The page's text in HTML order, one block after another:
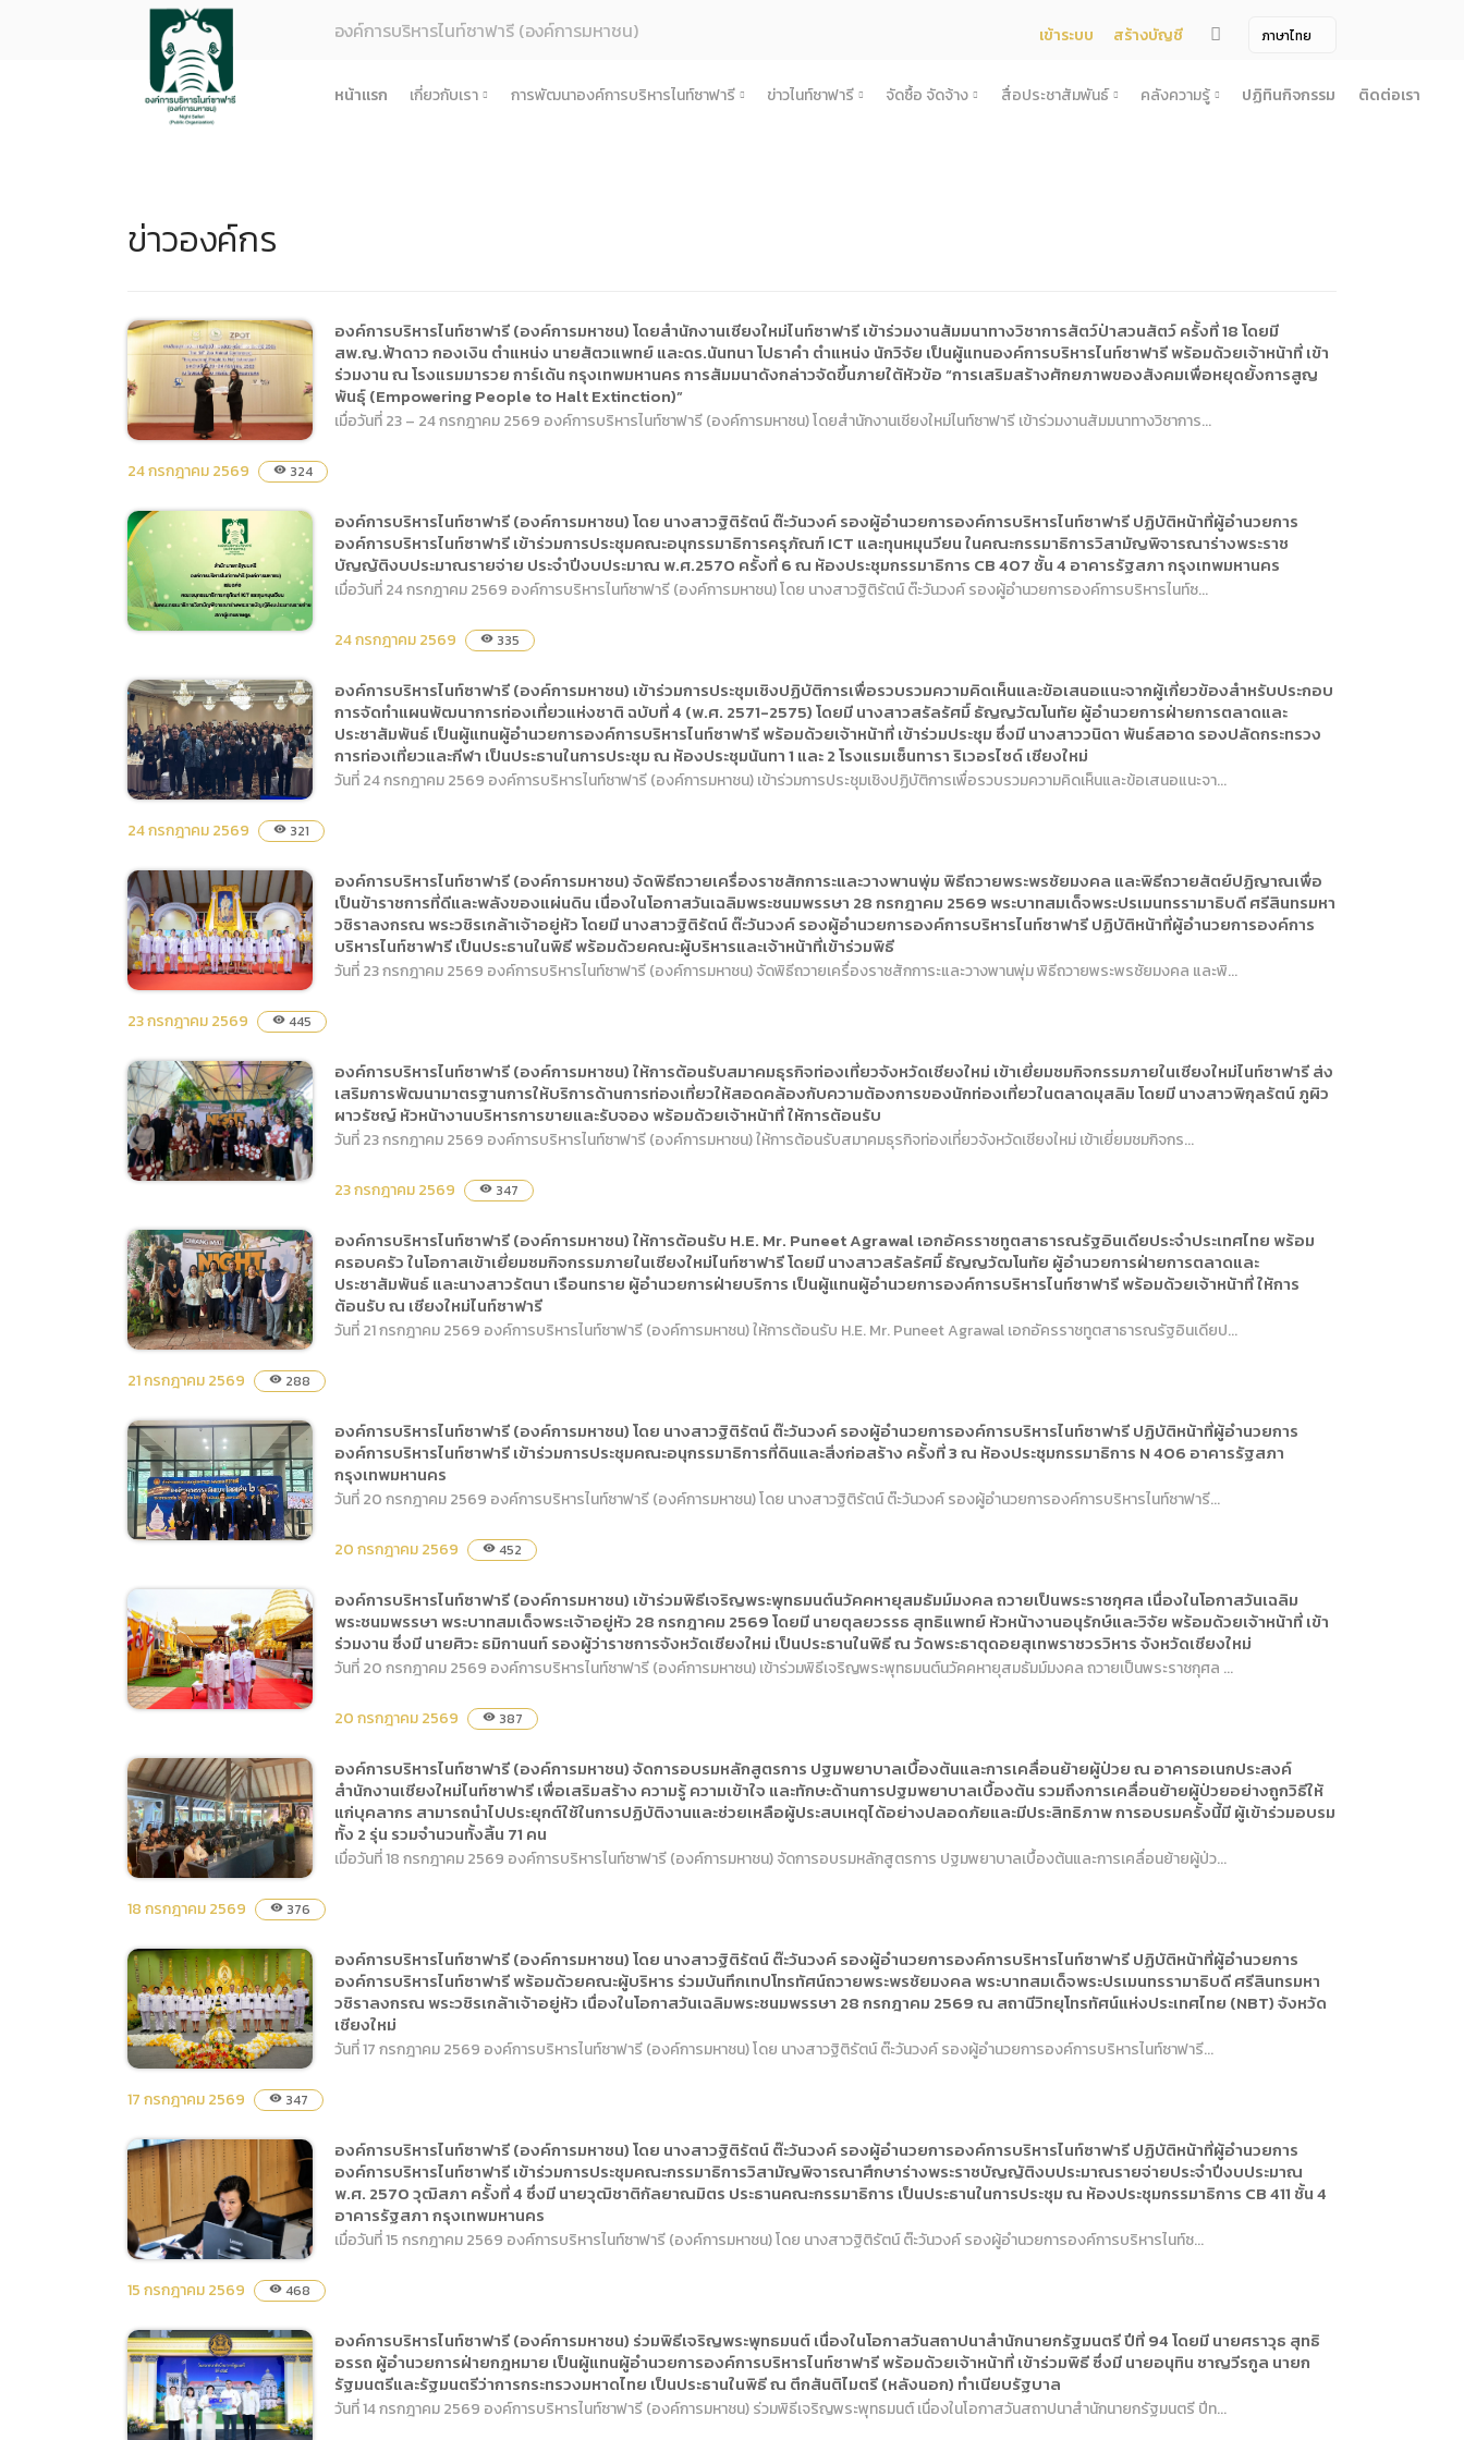
องค์การบริหารไนท์ซาฟารี (องค์การมหาชน) เข้าระบบ สร้างบัญชี
หน้าแรก เกี่ยวกับเรา
พระราชกฤษฎีกา / พระราชบัญญัติ
คำแถลงทิศทาง
คณะผู้บริหารองค์การบริหารไนท์ซาฟารี
หน่วยงานในสังกัด
รายงานการกำกับติดตามการดำเนินงานประจำปี รอบ 6 เดือน
แผนการประเมินความเสี่ยงการทุจริต
ผลการประเมินความเสี่ยงการทุจริต
นโยบายการกํากับดูแลกิจการที่ดี
ประมวลจริยธรรมองค์กร
ธรรมาภิบาล/จรรยาบรรณ
ข้อมูลสำคัญขององค์กร
การจัดซื้อจัดจ้างหรือการจัดหาพัสดุประจำปี
ข้อบังคับ ระเบียบ ประกาศขององค์กร
พระราชกฤษฎีกา / พระราชบัญญัติ
ระเบียบสำนักงาน
ประกาศองค์การบริหารไนท์ซาฟารี
หลักเกณฑ์การบริหารและพัฒนาทรัพยากรบุคคล
ข้อมูลเผยแพร่ต่อสาธารณะ
คู่มือหรือแนวทางการให้บริการสำหรับผู้รับบริการหรือผู้มาติดต่อ
การเปิดโอกาสให้เกิดการมีส่วนร่วม
รายงานผลการสำรวจความพึงพอใจการให้บริการ
รายงานผลการบริหารและพัฒนาทรัพยากรบุคคล
การนำข้อมูลไปใช้ประโยชน์ (Open Data)
นโยบายขององค์การ
การพัฒนาองค์การบริหารไนท์ซาฟารี
ข้อตกลงความร่วมมือ (MOU)
ข่าวไนท์ซาฟารี จัดซื้อ จัดจ้าง
ประกาศยกเลิกการจัดหา
สัญญา
สื่อประชาสัมพันธ์
ภาพถ่าย
คลังความรู้ ปฏิทินกิจกรรม ติดต่อเรา
ข่าวองค์กร
องค์การบริหารไนท์ซาฟารี
(องค์การมหาชน) โดย
สำนักงานเชียงใหม่ไนท์
ซาฟารี เข้าร่วมงานสัมมนา
ทางวิชาการสัตว์ป่าสวนสัตว์
ดาว กองเงิน ตำแหน่ง นาย
สัตวแพทย์ และดร.นันทนา
โปธาคำ ตำแหน่ง นักวิจัย
เป็นผู้แทนองค์การบริหาร
ไนท์ซาฟารี พร้อมด้วยเจ้า
หน้าที่ เข้าร่วมงาน ณ
กรุงเทพมหานคร การสัมมนา
ดังกล่าวจัดขึ้นภายใต้หัวข้อ
“การเสริมสร้างศักยภาพ
ของสังคมเพื่อหยุดยั้งการ
People to Halt
Extinction)”
องค์การบริหารไนท์ซาฟารี (องค์การมหาชน) โดยสำนักงานเชียงใหม่ไนท์ซาฟารี เข้าร่วมงานสัมมนาทางวิชาการสัตว์ป่าสวนสัตว์ ครั้งที่ 18 โดยมี
สพ.ญ.ฟ้าดาว กองเงิน ตำแหน่ง นายสัตวแพทย์ และดร.นันทนา โปธาคำ ตำแหน่ง นักวิจัย เป็นผู้แทนองค์การบริหารไนท์ซาฟารี พร้อมด้วยเจ้าหน้าที่ เข้า
ร่วมงาน ณ โรงแรมมารวย การ์เด้น กรุงเทพมหานคร การสัมมนาดังกล่าวจัดขึ้นภายใต้หัวข้อ “การเสริมสร้างศักยภาพของสังคมเพื่อหยุดยั้งการสูญ
พันธุ์ (Empowering People to Halt Extinction)”
เมื่อวันที่ 23 – 24 กรกฎาคม 2569 องค์การบริหารไนท์ซาฟารี (องค์การมหาชน) โดยสำนักงานเชียงใหม่ไนท์ซาฟารี เข้าร่วมงานสัมมนาทางวิชาการ...
24 กรกฎาคม 2569 visibility 324
องค์การบริหารไนท์ซาฟารี
(องค์การมหาชน) โดย
นางสาวฐิติรัตน์ ต๊ะวันวงค์
รองผู้อำนวยการองค์การ
บริหารไนท์ซาฟารี ปฏิบัติ
บริหารไนท์ซาฟารี เข้าร่วม
การประชุมคณะอนุ
กรรมาธิการครุภัณฑ์ ICT
และทุนหมุนวียน ในคณะ
กรรมาธิการวิสามัญ
พิจารณาร่างพระราชบัญญัติ
ปีงบประมาณ พ.ศ.2570
ครั้งที่ 6 ณ ห้องประชุม
กรรมาธิการ CB 407 ชั้น 4
อาคารรัฐสภา
องค์การบริหารไนท์ซาฟารี (องค์การมหาชน) โดย นางสาวฐิติรัตน์ ต๊ะวันวงค์ รองผู้อำนวยการองค์การบริหารไนท์ซาฟารี ปฏิบัติหน้าที่ผู้อำนวยการ
องค์การบริหารไนท์ซาฟารี เข้าร่วมการประชุมคณะอนุกรรมาธิการครุภัณฑ์ ICT และทุนหมุนวียน ในคณะกรรมาธิการวิสามัญพิจารณาร่างพระราช
บัญญัติงบประมาณรายจ่าย ประจำปีงบประมาณ พ.ศ.2570 ครั้งที่ 6 ณ ห้องประชุมกรรมาธิการ CB 407 ชั้น 4 อาคารรัฐสภา กรุงเทพมหานคร
เมื่อวันที่ 24 กรกฎาคม 2569 องค์การบริหารไนท์ซาฟารี (องค์การมหาชน) โดย นางสาวฐิติรัตน์ ต๊ะวันวงค์ รองผู้อำนวยการองค์การบริหารไนท์ซ...
24 กรกฎาคม 2569 visibility 335
องค์การบริหารไนท์ซาฟารี
(องค์การมหาชน) เข้าร่วม
การประชุมเชิงปฏิบัติการ
เพื่อรวบรวมความคิดเห็น
และข้อเสนอแนะจากผู้
เกี่ยวข้องสำหรับประกอบ
ท่องเที่ยวแห่งชาติ ฉบับที่ 4
(พ.ศ. 2571-2575) โดยมี
นางสาวสรัลรัศมิ์ ธัญญวัฒ
โนทัย ผู้อำนวยการฝ่ายการ
บริหารไนท์ซาฟารี พร้อมด้วย
เจ้าหน้าที่ เข้าร่วมประชุม ซึ่งมี
นางสาววนิดา พันธ์สอาด
รองปลัดกระทรวงการท่อง
การประชุม ณ ห้องประชุม
นันทา 1 และ 2 โรงแรมเซ็นทา
รา ริเวอรไซด์ เชียงใหม่
องค์การบริหารไนท์ซาฟารี (องค์การมหาชน) เข้าร่วมการประชุมเชิงปฏิบัติการเพื่อรวบรวมความคิดเห็นและข้อเสนอแนะจากผู้เกี่ยวข้องสำหรับประกอบ
การจัดทำแผนพัฒนาการท่องเที่ยวแห่งชาติ ฉบับที่ 4 (พ.ศ. 2571-2575) โดยมี นางสาวสรัลรัศมิ์ ธัญญวัฒโนทัย ผู้อำนวยการฝ่ายการตลาดและ
ประชาสัมพันธ์ เป็นผู้แทนผู้อำนวยการองค์การบริหารไนท์ซาฟารี พร้อมด้วยเจ้าหน้าที่ เข้าร่วมประชุม ซึ่งมี นางสาววนิดา พันธ์สอาด รองปลัดกระทรวง
การท่องเที่ยวและกีฬา เป็นประธานในการประชุม ณ ห้องประชุมนันทา 1 และ 2 โรงแรมเซ็นทารา ริเวอรไซด์ เชียงใหม่
วันที่ 24 กรกฎาคม 2569 องค์การบริหารไนท์ซาฟารี (องค์การมหาชน) เข้าร่วมการประชุมเชิงปฏิบัติการเพื่อรวบรวมความคิดเห็นและข้อเสนอแนะจา...
24 กรกฎาคม 2569 visibility 321
องค์การบริหารไนท์ซาฟารี
(องค์การมหาชน) จัดพิธี
ถวายเครื่องราชสักการะและ
วางพานพุ่ม พิธีถวายพระพร
ชัยมงคล และพิธีถวายสัตย์
ดีและพลังของแผ่นดิน เนื่อง
ในโอกาสวันเฉลิม
พระชนมพรรษา 28
กรกฎาคม 2569 พระบาท
สมเด็จพระปรเมนทร
รามาธิบดี ศรีสินทรมหาวชิรา
หัว โดยมี นางสาวฐิติรัตน์ ต๊ะ
วันวงค์ รองผู้อำนวยการ
องค์การบริหารไนท์ซาฟารี
ปฏิบัติหน้าที่ผู้อำนวยการ
คณะผู้บริหารและเจ้าหน้าที่
เข้าร่วมพิธี
องค์การบริหารไนท์ซาฟารี (องค์การมหาชน) จัดพิธีถวายเครื่องราชสักการะและวางพานพุ่ม พิธีถวายพระพรชัยมงคล และพิธีถวายสัตย์ปฏิญาณเพื่อ
เป็นข้าราชการที่ดีและพลังของแผ่นดิน เนื่องในโอกาสวันเฉลิมพระชนมพรรษา 28 กรกฎาคม 2569 พระบาทสมเด็จพระปรเมนทรรามาธิบดี ศรีสินทรมหา
วชิราลงกรณ พระวชิรเกล้าเจ้าอยู่หัว โดยมี นางสาวฐิติรัตน์ ต๊ะวันวงค์ รองผู้อำนวยการองค์การบริหารไนท์ซาฟารี ปฏิบัติหน้าที่ผู้อำนวยการองค์การ
บริหารไนท์ซาฟารี เป็นประธานในพิธี พร้อมด้วยคณะผู้บริหารและเจ้าหน้าที่เข้าร่วมพิธี
วันที่ 23 กรกฎาคม 2569 องค์การบริหารไนท์ซาฟารี (องค์การมหาชน) จัดพิธีถวายเครื่องราชสักการะและวางพานพุ่ม พิธีถวายพระพรชัยมงคล และพิ...
23 กรกฎาคม 2569 visibility 445
องค์การบริหารไนท์ซาฟารี
(องค์การมหาชน) ให้การ
ต้อนรับสมาคมธุรกิจท่อง
เที่ยวจังหวัดเชียงใหม่ เข้า
เยี่ยมชมกิจกรรมภายใน
การพัฒนามาตรฐานการให้
บริการด้านการท่องเที่ยวให้
สอดคล้องกับความต้องการ
ของนักท่องเที่ยวในตลาด
มุสลิม โดยมี นางสาวพิกุล
งานบริหารการขายและรับ
จอง พร้อมด้วยเจ้าหน้าที่
ให้การต้อนรับ
องค์การบริหารไนท์ซาฟารี (องค์การมหาชน) ให้การต้อนรับสมาคมธุรกิจท่องเที่ยวจังหวัดเชียงใหม่ เข้าเยี่ยมชมกิจกรรมภายในเชียงใหม่ไนท์ซาฟารี ส่ง
เสริมการพัฒนามาตรฐานการให้บริการด้านการท่องเที่ยวให้สอดคล้องกับความต้องการของนักท่องเที่ยวในตลาดมุสลิม โดยมี นางสาวพิกุลรัตน์ ภูผิว
ผาวรัชญ์ หัวหน้างานบริหารการขายและรับจอง พร้อมด้วยเจ้าหน้าที่ ให้การต้อนรับ
วันที่ 23 กรกฎาคม 2569 องค์การบริหารไนท์ซาฟารี (องค์การมหาชน) ให้การต้อนรับสมาคมธุรกิจท่องเที่ยวจังหวัดเชียงใหม่ เข้าเยี่ยมชมกิจกร...
23 กรกฎาคม 2569 visibility 347
องค์การบริหารไนท์ซาฟารี
(องค์การมหาชน) ให้การ
ต้อนรับ H.E. Mr. Puneet
Agrawal เอกอัครราชทูต
สาธารณรัฐอินเดียประจำ
ในโอกาสเข้าเยี่ยมชม
กิจกรรมภายในเชียงใหม่ไนท์
ซาฟารี โดยมี นางสาว
สรัลรัศมิ์ ธัญญวัฒโนทัย ผู้
อำนวยการฝ่ายการตลาด
นางสาวรัตนา เรือนทราย ผู้
อำนวยการฝ่ายบริการ เป็นผู้
แทนผู้อำนวยการองค์การ
บริหารไนท์ซาฟารี พร้อมด้วย
เจ้าหน้าที่ ให้การต้อนรับ ณ
เชียงใหม่ไนท์ซาฟารี
องค์การบริหารไนท์ซาฟารี (องค์การมหาชน) ให้การต้อนรับ H.E. Mr. Puneet Agrawal เอกอัครราชทูตสาธารณรัฐอินเดียประจำประเทศไทย พร้อม
ครอบครัว ในโอกาสเข้าเยี่ยมชมกิจกรรมภายในเชียงใหม่ไนท์ซาฟารี โดยมี นางสาวสรัลรัศมิ์ ธัญญวัฒโนทัย ผู้อำนวยการฝ่ายการตลาดและ
ประชาสัมพันธ์ และนางสาวรัตนา เรือนทราย ผู้อำนวยการฝ่ายบริการ เป็นผู้แทนผู้อำนวยการองค์การบริหารไนท์ซาฟารี พร้อมด้วยเจ้าหน้าที่ ให้การ
ต้อนรับ ณ เชียงใหม่ไนท์ซาฟารี
วันที่ 21 กรกฎาคม 2569 องค์การบริหารไนท์ซาฟารี (องค์การมหาชน) ให้การต้อนรับ H.E. Mr. Puneet Agrawal เอกอัครราชทูตสาธารณรัฐอินเดียป...
21 กรกฎาคม 2569 visibility 288
องค์การบริหารไนท์ซาฟารี
(องค์การมหาชน) โดย
นางสาวฐิติรัตน์ ต๊ะวันวงค์
รองผู้อำนวยการองค์การ
หน้าที่ผู้อำนวยการองค์การ
บริหารไนท์ซาฟารี เข้าร่วม
การประชุมคณะอนุ
กรรมาธิการที่ดินและสิ่ง
ก่อสร้าง ครั้งที่ 3 ณ ห้อง
ประชุมกรรมาธิการ N 406
กรุงเทพมหานคร
องค์การบริหารไนท์ซาฟารี (องค์การมหาชน) โดย นางสาวฐิติรัตน์ ต๊ะวันวงค์ รองผู้อำนวยการองค์การบริหารไนท์ซาฟารี ปฏิบัติหน้าที่ผู้อำนวยการ
องค์การบริหารไนท์ซาฟารี เข้าร่วมการประชุมคณะอนุกรรมาธิการที่ดินและสิ่งก่อสร้าง ครั้งที่ 3 ณ ห้องประชุมกรรมาธิการ N 406 อาคารรัฐสภา
กรุงเทพมหานคร
วันที่ 20 กรกฎาคม 2569 องค์การบริหารไนท์ซาฟารี (องค์การมหาชน) โดย นางสาวฐิติรัตน์ ต๊ะวันวงค์ รองผู้อำนวยการองค์การบริหารไนท์ซาฟารี...
20 กรกฎาคม 2569 visibility 452
องค์การบริหารไนท์ซาฟารี
(องค์การมหาชน) เข้าร่วมพิธี
เจริญพระพุทธมนต์นวัคคหา
ยุสมธัมม์มงคล ถวายเป็น
พระราชกุศล เนื่องในโอกาส
พระบาทสมเด็จพระเจ้าอยู่หัว
28 กรกฎาคม 2569 โดยมี
นายตุลยวรรธ สุทธิแพทย์
หัวหน้างานอนุรักษ์และวิจัย
พร้อมด้วยเจ้าหน้าที่ เข้าร่วม
งาน ซึ่งมี นายศิวะ ธมิกานนท์
เชียงใหม่ เป็นประธานในพิธี
ณ วัดพระธาตุดอยสุเทพ
ราชวรวิหาร จังหวัดเชียงใหม่
องค์การบริหารไนท์ซาฟารี (องค์การมหาชน) เข้าร่วมพิธีเจริญพระพุทธมนต์นวัคคหายุสมธัมม์มงคล ถวายเป็นพระราชกุศล เนื่องในโอกาสวันเฉลิม
พระชนมพรรษา พระบาทสมเด็จพระเจ้าอยู่หัว 28 กรกฎาคม 2569 โดยมี นายตุลยวรรธ สุทธิแพทย์ หัวหน้างานอนุรักษ์และวิจัย พร้อมด้วยเจ้าหน้าที่ เข้า
ร่วมงาน ซึ่งมี นายศิวะ ธมิกานนท์ รองผู้ว่าราชการจังหวัดเชียงใหม่ เป็นประธานในพิธี ณ วัดพระธาตุดอยสุเทพราชวรวิหาร จังหวัดเชียงใหม่
วันที่ 20 กรกฎาคม 2569 องค์การบริหารไนท์ซาฟารี (องค์การมหาชน) เข้าร่วมพิธีเจริญพระพุทธมนต์นวัคคหายุสมธัมม์มงคล ถวายเป็นพระราชกุศล ...
20 กรกฎาคม 2569 visibility 387
องค์การบริหารไนท์ซาฟารี
(องค์การมหาชน) จัดการ
อบรมหลักสูตรการ
ปฐมพยาบาลเบื้องต้นและ
การเคลื่อนย้ายผู้ป่วย ณ
อาคารอเนกประสงค์
ซาฟารี เพื่อเสริมสร้าง ความ
รู้ ความเข้าใจ และทักษะด้าน
การปฐมพยาบาลเบื้องต้น
รวมถึงการเคลื่อนย้ายผู้ป่วย
สามารถนำไปประยุกต์ใช้ใน
การปฏิบัติงานและช่วยเหลือ
ผู้ประสบเหตุได้อย่าง
ปลอดภัยและมีประสิทธิภาพ
การอบรมครั้งนี้มี ผู้เข้าร่วม
องค์การบริหารไนท์ซาฟารี (องค์การมหาชน) จัดการอบรมหลักสูตรการ ปฐมพยาบาลเบื้องต้นและการเคลื่อนย้ายผู้ป่วย ณ อาคารอเนกประสงค์
สำนักงานเชียงใหม่ไนท์ซาฟารี เพื่อเสริมสร้าง ความรู้ ความเข้าใจ และทักษะด้านการปฐมพยาบาลเบื้องต้น รวมถึงการเคลื่อนย้ายผู้ป่วยอย่างถูกวิธีให้
แก่บุคลากร สามารถนำไปประยุกต์ใช้ในการปฏิบัติงานและช่วยเหลือผู้ประสบเหตุได้อย่างปลอดภัยและมีประสิทธิภาพ การอบรมครั้งนี้มี ผู้เข้าร่วมอบรม
ทั้ง 2 รุ่น รวมจำนวนทั้งสิ้น 71 คน
เมื่อวันที่ 18 กรกฎาคม 2569 องค์การบริหารไนท์ซาฟารี (องค์การมหาชน) จัดการอบรมหลักสูตรการ ปฐมพยาบาลเบื้องต้นและการเคลื่อนย้ายผู้ป่ว...
18 กรกฎาคม 2569 visibility 376
องค์การบริหารไนท์ซาฟารี
(องค์การมหาชน) โดย
นางสาวฐิติรัตน์ ต๊ะวันวงค์
รองผู้อำนวยการองค์การ
บริหารไนท์ซาฟารี ปฏิบัติ
หน้าที่ผู้อำนวยการองค์การ
คณะผู้บริหาร ร่วมบันทึกเทป
โทรทัศน์ถวายพระพร
ชัยมงคล พระบาทสมเด็จ
พระปรเมนทรรามาธิบดี ศรี
องค์การบริหารไนท์ซาฟารี (องค์การมหาชน) โดย นางสาวฐิติรัตน์ ต๊ะวันวงค์ รองผู้อำนวยการองค์การบริหารไนท์ซาฟารี ปฏิบัติหน้าที่ผู้อำนวยการ
องค์การบริหารไนท์ซาฟารี พร้อมด้วยคณะผู้บริหาร ร่วมบันทึกเทปโทรทัศน์ถวายพระพรชัยมงคล พระบาทสมเด็จพระปรเมนทรรามาธิบดี ศรีสินทรมหา
วชิราลงกรณ พระวชิรเกล้าเจ้าอยู่หัว เนื่องในโอกาสวันเฉลิมพระชนมพรรษา 28 กรกฎาคม 2569 ณ สถานีวิทยุโทรทัศน์แห่งประเทศไทย (NBT) จังหวัด
เชียงใหม่
วันที่ 17 กรกฎาคม 2569 องค์การบริหารไนท์ซาฟารี (องค์การมหาชน) โดย นางสาวฐิติรัตน์ ต๊ะวันวงค์ รองผู้อำนวยการองค์การบริหารไนท์ซาฟารี...
17 กรกฎาคม 2569 visibility 347
องค์การบริหารไนท์ซาฟารี
(องค์การมหาชน) โดย
นางสาวฐิติรัตน์ ต๊ะวันวงค์
รองผู้อำนวยการองค์การ
องค์การบริหารไนท์ซาฟารี (องค์การมหาชน) โดย นางสาวฐิติรัตน์ ต๊ะวันวงค์ รองผู้อำนวยการองค์การบริหารไนท์ซาฟารี ปฏิบัติหน้าที่ผู้อำนวยการ
องค์การบริหารไนท์ซาฟารี เข้าร่วมการประชุมคณะกรรมาธิการวิสามัญพิจารณาศึกษาร่างพระราชบัญญัติงบประมาณรายจ่ายประจำปีงบประมาณ
พ.ศ. 2570 วุฒิสภา ครั้งที่ 4 ซึ่งมี นายวุฒิชาติกัลยาณมิตร ประธานคณะกรรมาธิการ เป็นประธานในการประชุม ณ ห้องประชุมกรรมาธิการ CB 411 ชั้น 4
อาคารรัฐสภา กรุงเทพมหานคร
เมื่อวันที่ 15 กรกฎาคม 2569 องค์การบริหารไนท์ซาฟารี (องค์การมหาชน) โดย นางสาวฐิติรัตน์ ต๊ะวันวงค์ รองผู้อำนวยการองค์การบริหารไนท์ซ...
15 กรกฎาคม 2569 visibility 468
องค์การบริหารไนท์ซาฟารี (องค์การมหาชน) ร่วมพิธีเจริญพระพุทธมนต์ เนื่องในโอกาสวันสถาปนาสำนักนายกรัฐมนตรี ปีที่ 94 โดยมี นายศราวุธ สุทธิ
อรรถ ผู้อำนวยการฝ่ายกฎหมาย เป็นผู้แทนผู้อำนวยการองค์การบริหารไนท์ซาฟารี พร้อมด้วยเจ้าหน้าที่ เข้าร่วมพิธี ซึ่งมี นายอนุทิน ชาญวีรกูล นายก
รัฐมนตรีและรัฐมนตรีว่าการกระทรวงมหาดไทย เป็นประธานในพิธี ณ ตึกสันติไมตรี (หลังนอก) ทำเนียบรัฐบาล
วันที่ 14 กรกฎาคม 2569 องค์การบริหารไนท์ซาฟารี (องค์การมหาชน) ร่วมพิธีเจริญพระพุทธมนต์ เนื่องในโอกาสวันสถาปนาสำนักนายกรัฐมนตรี ปีท...